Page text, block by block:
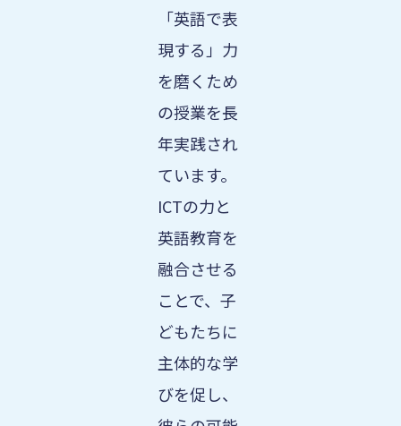
「英語で表
現する」力
を磨くため
の授業を長
年実践され
ています。
ICTの力と
英語教育を
融合させる
ことで、子
どもたちに
主体的な学
びを促し、